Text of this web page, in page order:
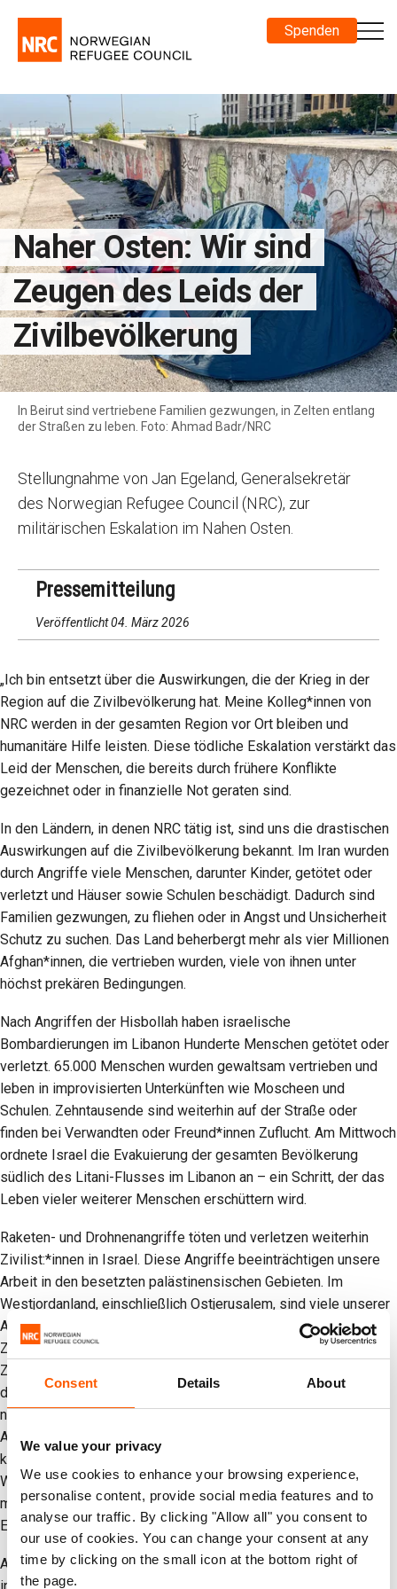
Consent Details About
We value your privacy
We use cookies to enhance your browsing experience,
personalise content, provide social media features and to
analyse our traffic. By clicking "Allow all" you consent to
our use of cookies. You can change your consent at any
time by clicking on the small icon at the bottom right of
the page.
Spenden
In Beirut sind vertriebene Familien gezwungen, in Zelten entlang
der Straßen zu leben. Foto: Ahmad Badr/NRC
Naher Osten: Wir sind
Zeugen des Leids der
Zivilbevölkerung
Stellungnahme von Jan Egeland, Generalsekretär
des Norwegian Refugee Council (NRC), zur
militärischen Eskalation im Nahen Osten.
Pressemitteilung
Veröffentlicht 04. März 2026
„Ich bin entsetzt über die Auswirkungen, die der Krieg in der
Region auf die Zivilbevölkerung hat. Meine Kolleg*innen von
NRC werden in der gesamten Region vor Ort bleiben und
humanitäre Hilfe leisten. Diese tödliche Eskalation verstärkt das
Leid der Menschen, die bereits durch frühere Konflikte
gezeichnet oder in finanzielle Not geraten sind.
In den Ländern, in denen NRC tätig ist, sind uns die drastischen
Auswirkungen auf die Zivilbevölkerung bekannt. Im Iran wurden
durch Angriffe viele Menschen, darunter Kinder, getötet oder
verletzt und Häuser sowie Schulen beschädigt. Dadurch sind
Familien gezwungen, zu fliehen oder in Angst und Unsicherheit
Schutz zu suchen. Das Land beherbergt mehr als vier Millionen
Afghan*innen, die vertrieben wurden, viele von ihnen unter
höchst prekären Bedingungen.
Nach Angriffen der Hisbollah haben israelische
Bombardierungen im Libanon Hunderte Menschen getötet oder
verletzt. 65.000 Menschen wurden gewaltsam vertrieben und
leben in improvisierten Unterkünften wie Moscheen und
Schulen. Zehntausende sind weiterhin auf der Straße oder
finden bei Verwandten oder Freund*innen Zuflucht. Am Mittwoch
ordnete Israel die Evakuierung der gesamten Bevölkerung
südlich des Litani-Flusses im Libanon an – ein Schritt, der das
Leben vieler weiterer Menschen erschüttern wird.
Raketen- und Drohnenangriffe töten und verletzen weiterhin
Zivilist:*innen in Israel. Diese Angriffe beeinträchtigen unsere
Arbeit in den besetzten palästinensischen Gebieten. Im
Westjordanland, einschließlich Ostjerusalem, sind viele unserer
Aktivitäten aufgrund von Bewegungs- und
Zugangsbeschränkungen erheblich eingeschränkt. Die
Zivilbevölkerung, darunter auch unsere Mitarbeitenden, ist auf
der Suche nach Sicherheit, während in der Umgebung Raketen
niedergehen und es keine sicheren Schutzräume gibt. Unsere
Arbeit in Gaza geht weiter, doch die Bedingungen bleiben
katastrophal. Es herrscht die weit verbreitete Angst, dass das
Waffenstillstandsabkommen zerfallen könnte. Mehrere Tage
mit geschlossenen Landübergängen nach Gaza haben zu
Engpässen bei Gütern und zu steigenden Kosten geführt.
Auch im Irak, in Syrien, in den Vereinigten Arabischen Emiraten,